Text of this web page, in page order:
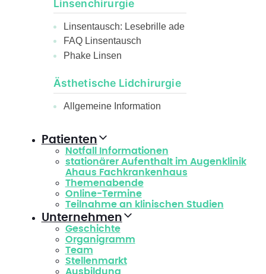
Linsenchirurgie
Linsentausch: Lesebrille ade
FAQ Linsentausch
Phake Linsen
Ästhetische Lidchirurgie
Allgemeine Information
Patienten
Notfall Informationen
stationärer Aufenthalt im Augenklinik
Ahaus Fachkrankenhaus
Themenabende
Online-Termine
Teilnahme an klinischen Studien
Unternehmen
Geschichte
Organigramm
Team
Stellenmarkt
Ausbildung